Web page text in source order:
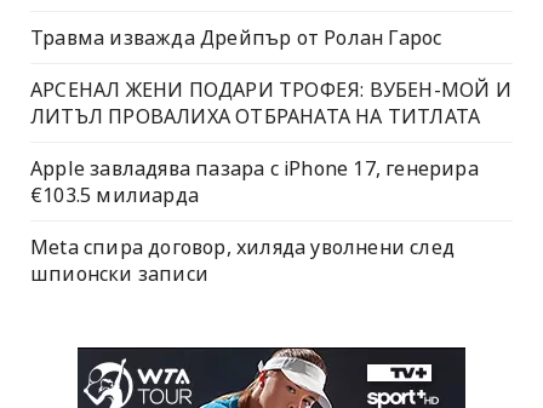
Травма изважда Дрейпър от Ролан Гарос
АРСЕНАЛ ЖЕНИ ПОДАРИ ТРОФЕЯ: ВУБЕН-МОЙ И
ЛИТЪЛ ПРОВАЛИХА ОТБРАНАТА НА ТИТЛАТА
Apple завладява пазара с iPhone 17, генерира
€103.5 милиарда
Meta спира договор, хиляда уволнени след
шпионски записи